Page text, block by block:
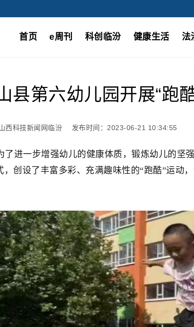
首页 e周刊 科创临汾 健康生活 法
县第六幼儿园开展“跑
西科技新闻网临汾 发布时间：2023-06-21 10:34:55
一步增强幼儿的健康体质，锻炼幼儿的坚强
，创设了丰富多彩、充满趣味性的“跑酷”运动